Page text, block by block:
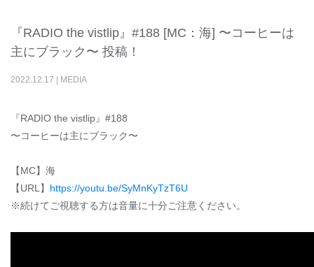
『RADIO the vistlip』#188 [MC：海] 〜コーヒーは
主にブラック〜 投稿！
2022.12.17 MEDIA
『RADIO the vistlip』#188
〜コーヒーは主にブラック〜
【MC】海
【URL】 https://youtu.be/SyMnKyTzT6U
※続けてご視聴する方は音量に十分ご注意ください。